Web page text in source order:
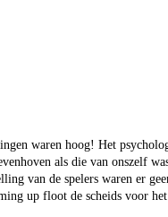
waren hoog! Het
als die van onszelf
van de spelers waren er
up floot de scheids voor